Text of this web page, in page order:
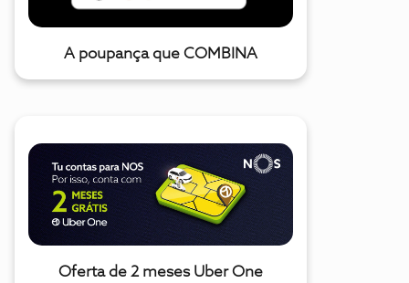
A poupança que COMBINA
Oferta de 2 meses Uber One